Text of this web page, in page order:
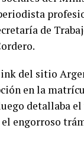
de
del sitio
en la
detallaba
el engorroso